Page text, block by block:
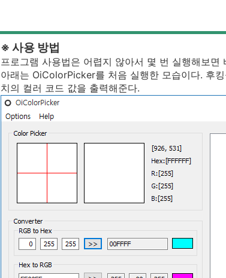
※ 사용 방법
프로그램 사용법은 어렵지 않아서 몇 번 실행해보면
아래는 OiColorPicker를 처음 실행한 모습이다. 후
치의 컬러 코드 값을 출력해준다.